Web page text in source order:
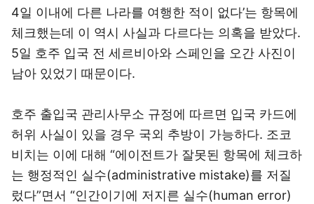
4일 이내에 다른 나라를 여행한 적이 없다’는 항목에
체크했는데 이 역시 사실과 다르다는 의혹을 받았다.
5일 호주 입국 전 세르비아와 스페인을 오간 사진이
남아 있었기 때문이다.
호주 출입국 관리사무소 규정에 따르면 입국 카드에
허위 사실이 있을 경우 국외 추방이 가능하다. 조코
비치는 이에 대해 “에이전트가 잘못된 항목에 체크하
는 행정적인 실수(administrative mistake)를 저질
렀다”면서 “인간이기에 저지른 실수(human error)